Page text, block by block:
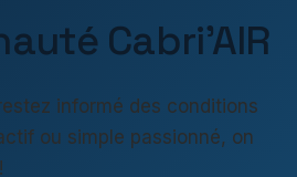
Cabri'AIR
informé des conditions
ou simple passionné, on